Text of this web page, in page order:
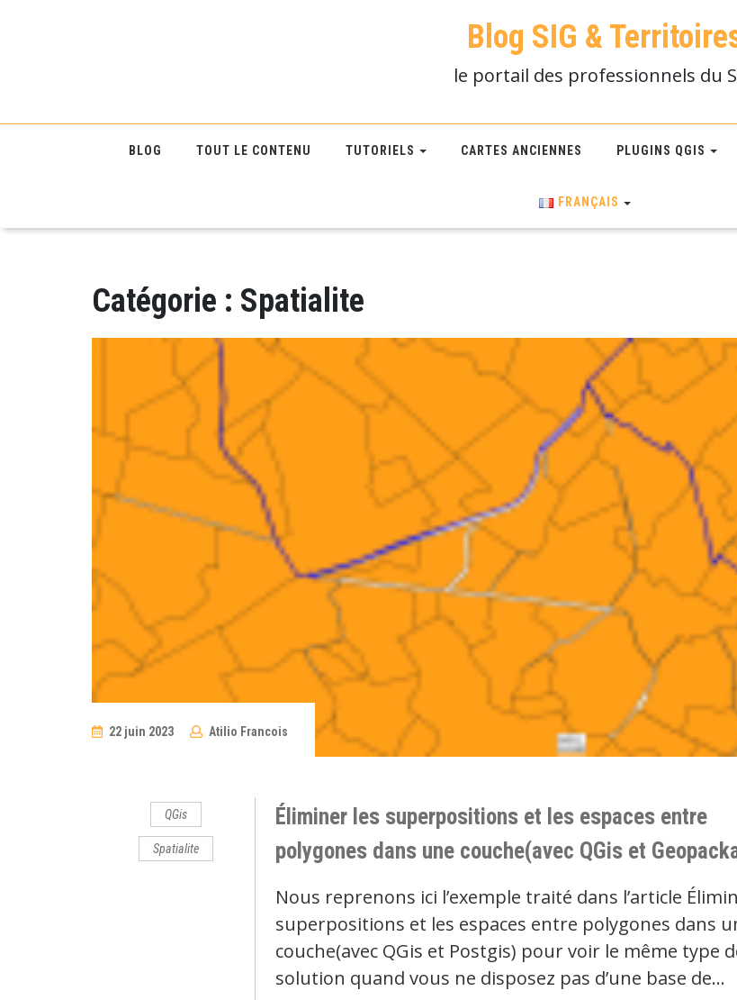
Blog SIG &
le portail des professionnels du
BLOG TOUT LE CONTENU TUTORIELS CARTES ANCIENNES PLUGINS QGIS
FRANÇAIS
Catégorie : Spatialite
22 juin 2023 Atilio Francois
QGis
Spatialite
Éliminer les superpositions et les espaces entre
polygones dans une couche(avec QGis et
Nous reprenons ici l’exemple traité dans l’article
superpositions et les espaces entre polygones dans
couche(avec QGis et Postgis) pour voir le même type
solution quand vous ne disposez pas d’une base de…